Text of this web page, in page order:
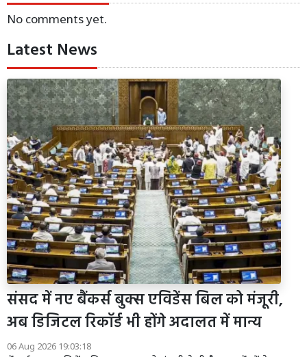
No comments yet.
Latest News
संसद में नए बैंकर्स बुक्स एविडेंस बिल को मंजूरी,
अब डिजिटल रिकॉर्ड भी होंगे अदालत में मान्य
06 Aug 2026 19:03:18